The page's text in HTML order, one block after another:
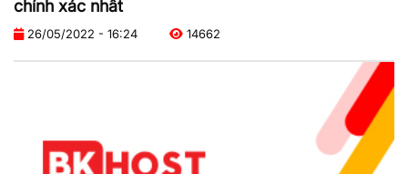
chính xác nhất
26/05/2022 - 16:24 14662